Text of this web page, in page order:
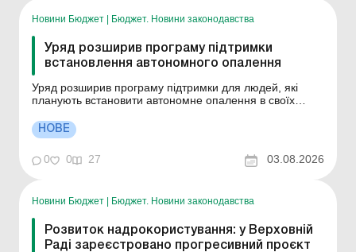
Новини Бюджет Бюджет. Новини законодавства
Уряд розширив програму підтримки
встановлення автономного опалення
Уряд розширив програму підтримки для людей, які
планують встановити автономне опалення в своїх
Сергій Корецький. Пільговий кредит до 250 тис. грн або
до 480 тис. грн можна взяти на придбання
твердопаливних печей, димоходів, супутніх матеріалі...
НОВЕ
0 0 27 03.08.2026
Новини Бюджет | Бюджет. Новини законодавства
Розвиток надрокористування: у Верховній
Раді зареєстровано прогресивний проєкт